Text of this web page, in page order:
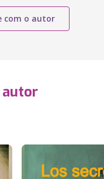
com o autor
autor